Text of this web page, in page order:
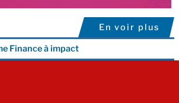
En voir plus
Finance à impact